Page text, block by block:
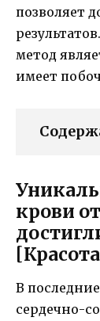
позволяет
метод
имеет
крови
В
сердечно-